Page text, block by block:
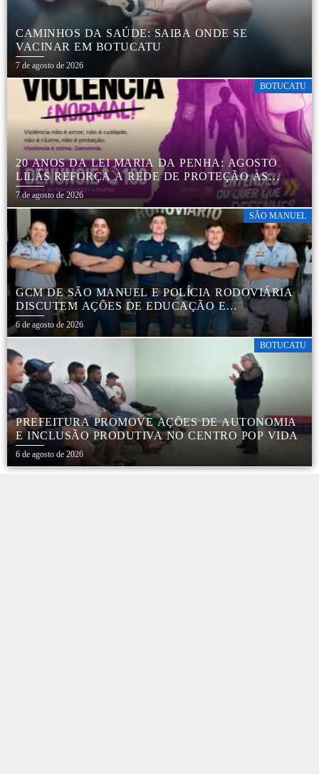
CAMINHOS DA SAÚDE: SAIBA ONDE SE
VACINAR EM BOTUCATU
7 de agosto de 2026
BOTUCATU
20 ANOS DA LEI MARIA DA PENHA: AGOSTO
LILÁS REFORÇA A REDE DE PROTEÇÃO ÀS
MULHERES EM BOTUCATU
7 de agosto de 2026
SÃO MANUEL
GCM DE SÃO MANUEL E POLÍCIA RODOVIÁRIA
DISCUTEM AÇÕES DE EDUCAÇÃO E
SEGURANÇA NO TRÂNSITO
6 de agosto de 2026
BOTUCATU
PREFEITURA PROMOVE AÇÕES DE AUTONOMIA
E INCLUSÃO PRODUTIVA NO CENTRO POP VIDA
6 de agosto de 2026